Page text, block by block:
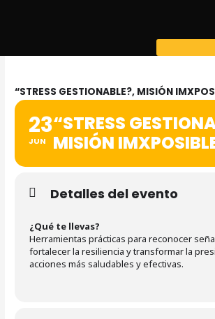
“STRESS GESTIONABLE?, MISIÓN
23
JUN
“STRESS
MISIÓN
Detalles del evento
¿Qué te llevas?
Herramientas prácticas para reconocer
fortalecer la resiliencia y transformar la
acciones más saludables y efectivas.